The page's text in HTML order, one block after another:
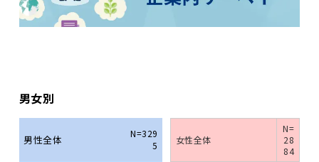
男女別
男性全体
N=329
5
女性全体
N=
28
84